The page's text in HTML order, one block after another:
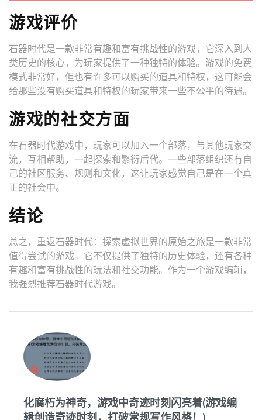
游戏评价
石器时代是一款非常有趣和富有挑战性的游戏，它深入到人
类历史的核心，为玩家提供了一种独特的体验。游戏的免费
模式非常好，但也有许多可以购买的道具和特权，这可能会
给那些没有购买道具和特权的玩家带来一些不公平的待遇。
游戏的社交方面
在石器时代游戏中，玩家可以加入一个部落，与其他玩家交
流，互相帮助，一起探索和繁衍后代。一些部落组织还有自
己的社区服务、规则和文化，这让玩家感觉自己是在一个真
正的社会中。
结论
总之，重返石器时代：探索虚拟世界的原始之旅是一款非常
值得尝试的游戏。它不仅提供了独特的历史体验，还有各种
有趣和富有挑战性的玩法和社交功能。作为一个游戏编辑，
我强烈推荐石器时代游戏。
化腐朽为神奇，游戏中奇迹时刻闪亮着(游戏编
辑创造奇迹时刻，打破常规写作风格！)